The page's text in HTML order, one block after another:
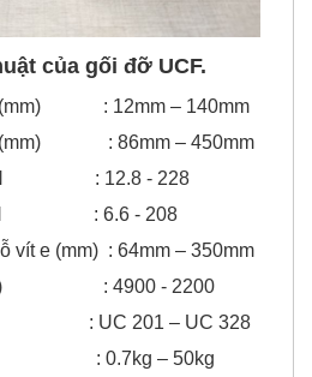
của gối đỡ UCF.
(mm) : 12mm – 140mm
(mm) : 86mm – 450mm
kN : 12.8 - 228
kN : 6.6 - 208
vít e (mm) : 64mm – 350mm
p) : 4900 - 2200
201 – UC 328